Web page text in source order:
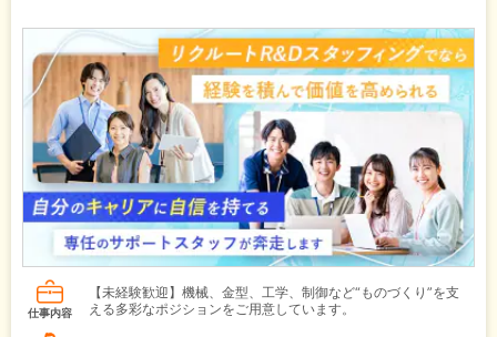
仕事内容
【未経験歓迎】機械、金型、工学、制御など“ものづくり”を支
える多彩なポジションをご用意しています。